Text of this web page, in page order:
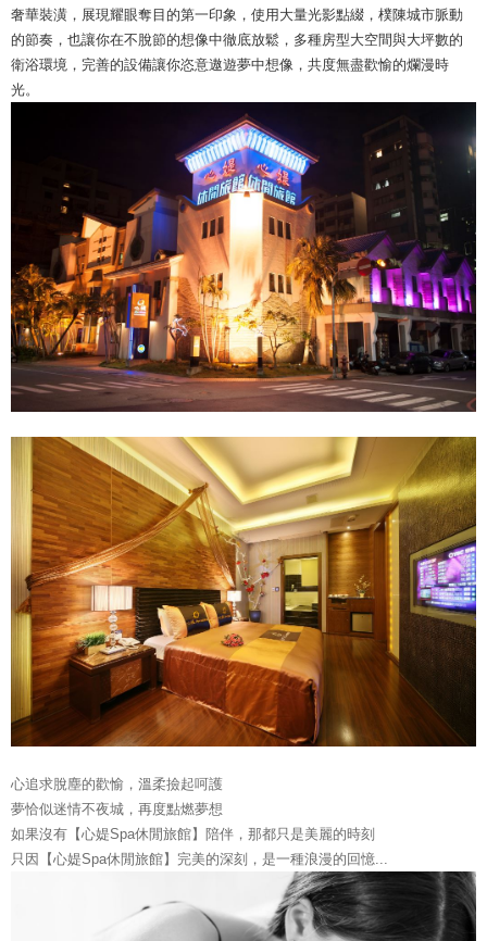
奢華裝潢，展現耀眼奪目的第一印象，使用大量光影點綴，樸陳城市脈動
的節奏，也讓你在不脫節的想像中徹底放鬆，多種房型大空間與大坪數的
衛浴環境，完善的設備讓你恣意遨遊夢中想像，共度無盡歡愉的爛漫時
光。
心追求脫塵的歡愉，溫柔撿起呵護
夢恰似迷情不夜城，再度點燃夢想
如果沒有【心媞Spa休閒旅館】陪伴，那都只是美麗的時刻
只因【心媞Spa休閒旅館】完美的深刻，是一種浪漫的回憶...